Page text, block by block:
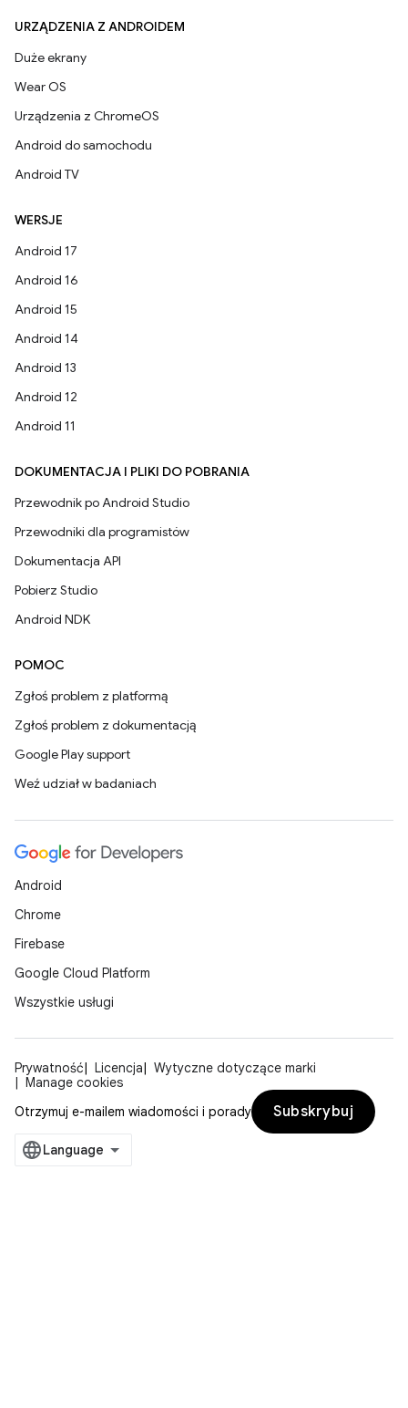
URZĄDZENIA Z ANDROIDEM
Duże ekrany
Wear OS
Urządzenia z ChromeOS
Android do samochodu
Android TV
WERSJE
Android 17
Android 16
Android 15
Android 14
Android 13
Android 12
Android 11
DOKUMENTACJA I PLIKI DO POBRANIA
Przewodnik po Android Studio
Przewodniki dla programistów
Dokumentacja API
Pobierz Studio
Android NDK
POMOC
Zgłoś problem z platformą
Zgłoś problem z dokumentacją
Google Play support
Weź udział w badaniach
Android
Chrome
Firebase
Google Cloud Platform
Wszystkie usługi
Prywatność Licencja
Wytyczne dotyczące marki
Manage cookies
Otrzymuj e-mailem wiadomości i porady
Subskrybuj